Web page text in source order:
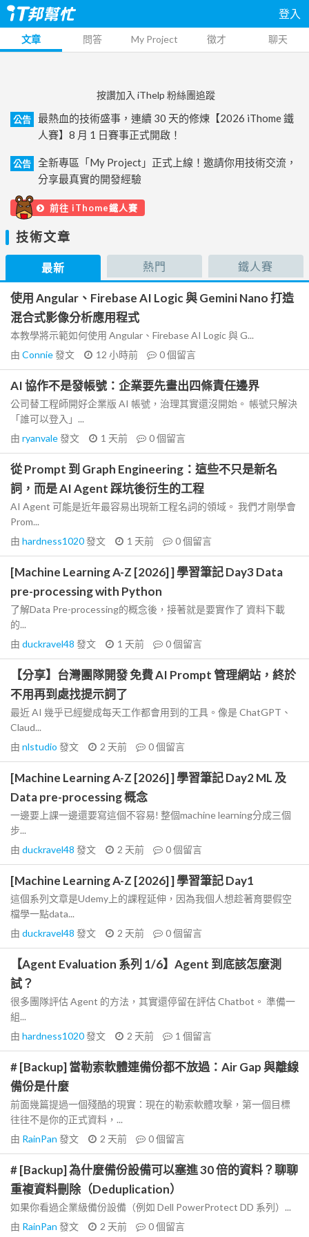
登入
文章 問答 My Project 徵才 聊天
按讚加入 iThelp 粉絲團追蹤
公告
最熱血的技術盛事，連續 30 天的修煉【2026 iThome 鐵
人賽】8 月 1 日賽事正式開啟！
公告
全新專區「My Project」正式上線！邀請你用技術交流，
分享最真實的開發經驗
前往 iThome鐵人賽
技術文章
最新 熱門 鐵人賽
使用 Angular、Firebase AI Logic 與 Gemini Nano 打造
混合式影像分析應用程式
本教學將示範如何使用 Angular、Firebase AI Logic 與 G...
由 Connie發文 12 小時前 0個留言
AI 協作不是發帳號：企業要先畫出四條責任邊界
公司替工程師開好企業版 AI 帳號，治理其實還沒開始。 帳號只解決
「誰可以登入」...
由 ryanvale發文 1 天前 0個留言
從 Prompt 到 Graph Engineering：這些不只是新名
詞，而是 AI Agent 踩坑後衍生的工程
AI Agent 可能是近年最容易出現新工程名詞的領域。 我們才剛學會
Prom...
由 hardness1020發文 1 天前 0個留言
[Machine Learning A-Z [2026] ] 學習筆記 Day3 Data
pre-processing with Python
了解Data Pre-processing的概念後，接著就是要實作了 資料下載
的...
由 duckravel48 發文 1 天前 0個留言
【分享】台灣團隊開發 免費 AI Prompt 管理網站，終於
不用再到處找提示詞了
最近 AI 幾乎已經變成每天工作都會用到的工具。像是 ChatGPT、
Claud...
由 nlstudio 發文 2 天前 0個留言
[Machine Learning A-Z [2026] ] 學習筆記 Day2 ML 及
Data pre-processing 概念
一邊要上課一邊還要寫這個不容易! 整個machine learning分成三個
步...
由 duckravel48 發文 2 天前 0個留言
[Machine Learning A-Z [2026] ] 學習筆記 Day1
這個系列文章是Udemy上的課程延伸，因為我個人想趁著育嬰假空
檔學一點data...
由 duckravel48 發文 2 天前 0個留言
【Agent Evaluation 系列 1/6】Agent 到底該怎麼測
試？
很多團隊評估 Agent 的方法，其實還停留在評估 Chatbot。 準備一
組...
由 hardness1020發文 2 天前 1 個留言
# [Backup] 當勒索軟體連備份都不放過：Air Gap 與離線
備份是什麼
前面幾篇提過一個殘酷的現實：現在的勒索軟體攻擊，第一個目標
往往不是你的正式資料，...
由 RainPan 發文 2 天前 0個留言
# [Backup] 為什麼備份設備可以塞進 30 倍的資料？聊聊
重複資料刪除（Deduplication）
如果你看過企業級備份設備（例如 Dell PowerProtect DD 系列）...
由 RainPan 發文 2 天前 0個留言